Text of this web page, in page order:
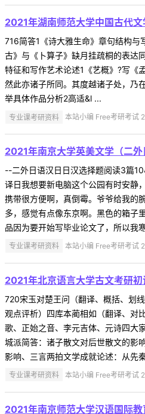
2021年湖南师范大学中国古代
716简答1《诗大雅生命》章句结构与
古》与《卜算子》缺月挂疏桐的表达
特征和写作艺术论述1《艺概》?写《
然此亦诸子所同。其度越诸子处，乃
举具体作品分析2高适&l ...
专业课考研资料 本站小编 Free考研考试
2021年南京大学英美文学（二
--二外日语汉日日汉选择题阅读3篇
译日我想要新电脑这个公园有时安静
携带很方便啊，真倒霉。爷爷给我的
多，感觉有点像东京啊。黑色的箱子
品因为要开始写毕业论文了，所以我
专业课考研资料 本站小编 Free考研考试
2021年北京语言大学古文考研初
720宋玉对楚王问（翻译、概括、划
观点评析）四库本蔺相如（翻译、对
歌、正始之音、李元吉体、元诗四大
城派简答：诸子散文对后世散文的影
影响、三言两拍文学成就论述：从先
专业课考研资料 本站小编 Free考研考试
2021年南京师范大学汉语国际